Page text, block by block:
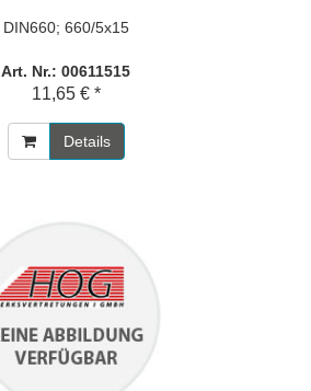
DIN660; 660/5x15
Art. Nr.: 00611515
11,65 € *
Details